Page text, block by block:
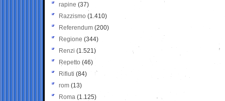
rapine (37)
Razzismo (1.410)
Referendum (200)
Regione (344)
Renzi (1.521)
Repetto (46)
Rifiuti (84)
rom (13)
Roma (1.125)